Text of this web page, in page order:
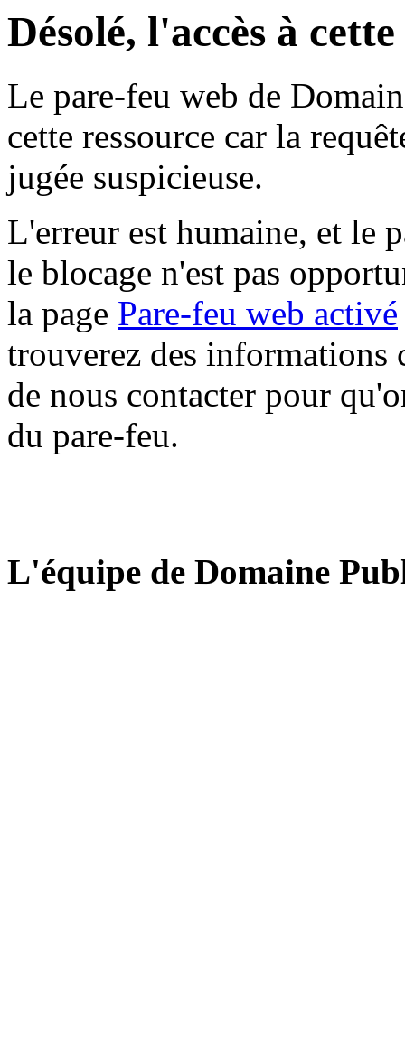
Désolé, l'accès à
Le pare-feu web de
cette ressource car la
jugée suspicieuse.
L'erreur est humaine, et le
le blocage n'est pas
la page Pare-feu web activé
trouverez des informations
de nous contacter pour
du pare-feu.
L'équipe de Domaine